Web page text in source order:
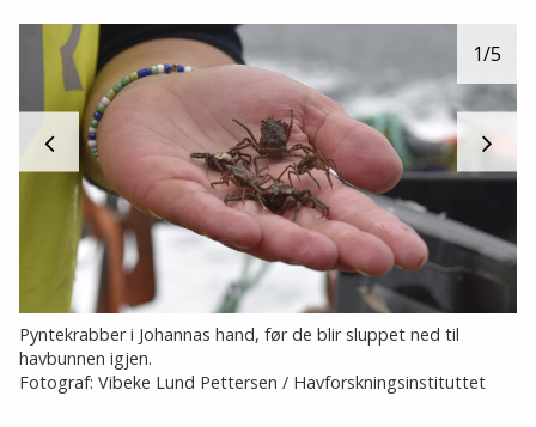
Pyntekrabber i Johannas hand, før de blir sluppet ned til
havbunnen igjen.
Fotograf: Vibeke Lund Pettersen / Havforskningsinstituttet
1/5